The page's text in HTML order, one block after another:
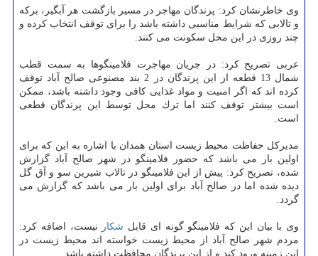
وی خاطرنشان كرد: پرندگان مهاجر در مسیر بازگشت هر آبگیر، بركه
و تالابی كه شرایط مناسبی داشته باشد را برای توقف انتخاب كرده و
چند روزی در این محل سكونت می كنند.
عربی تصریح كرد: در جریان مهاجرت فلامینگوها به سمت قطب
شمال 13 قطعه از این پرندگان در 2 بند مصنوعی صالح آباد توقف
كرده اند كه اگر امنیت و مواد غذایی كافی وجود داشته باشد، ممكن
است بیشتر توقف كنند اما ترك محل توسط این پرندگان قطعی
است.
مدیركل حفاظت محیط زیست استان همدان با اشاره به این كه برای
اولین بار می باشد كه حضور فلامینگو در شهر صالح آباد گزارش
شده، تصریح كرد: پیش از این فلامینگو در تالاب شیرین سو و آق گل
دیده شده اما در صالح آباد برای اولین بار می باشد كه گزارش می
گردد.
وی با بیان این كه فلامینگو گونه ای قابل شكار
نیست، اضافه كرد:
مردم شهر صالح آباد از محیط زیست خواسته اند محیط زیست در
این زمینه ورود كند و از این پرندگان محافظت داشته باشد.